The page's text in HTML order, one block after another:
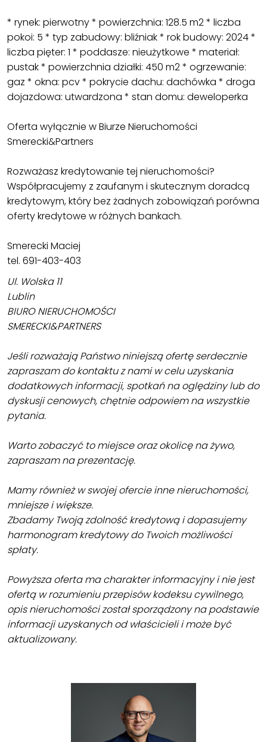
* rynek: pierwotny * powierzchnia: 128.5 m2 * liczba
pokoi: 5 * typ zabudowy: bliźniak * rok budowy: 2024 *
liczba pięter: 1 * poddasze: nieużytkowe * materiał:
pustak * powierzchnia działki: 450 m2 * ogrzewanie:
gaz * okna: pcv * pokrycie dachu: dachówka * droga
dojazdowa: utwardzona * stan domu: deweloperka
Oferta wyłącznie w Biurze Nieruchomości
Smerecki&Partners
Rozważasz kredytowanie tej nieruchomości?
Współpracujemy z zaufanym i skutecznym doradcą
kredytowym, który bez żadnych zobowiązań porówna
oferty kredytowe w różnych bankach.
Smerecki Maciej
tel. 691-403-403
Ul. Wolska 11
Lublin
BIURO NIERUCHOMOŚCI
SMERECKI&PARTNERS
Jeśli rozważają Państwo niniejszą ofertę serdecznie
zapraszam do kontaktu z nami w celu uzyskania
dodatkowych informacji, spotkań na oględziny lub do
dyskusji cenowych, chętnie odpowiem na wszystkie
pytania.
Warto zobaczyć to miejsce oraz okolicę na żywo,
zapraszam na prezentację.
Mamy również w swojej ofercie inne nieruchomości,
mniejsze i większe.
Zbadamy Twoją zdolność kredytową i dopasujemy
harmonogram kredytowy do Twoich możliwości
spłaty.
Powyższa oferta ma charakter informacyjny i nie jest
ofertą w rozumieniu przepisów kodeksu cywilnego,
opis nieruchomości został sporządzony na podstawie
informacji uzyskanych od właścicieli i może być
aktualizowany.